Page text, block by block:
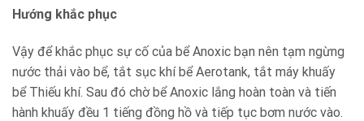
Hướng khắc phục
Vậy để khắc phục sự cố của bể Anoxic bạn nên tạm ngừng
nước thải vào bể, tắt sục khí bể Aerotank, tắt máy khuấy
bể Thiếu khí. Sau đó chờ bể Anoxic lắng hoàn toàn và tiến
hành khuấy đều 1 tiếng đồng hồ và tiếp tục bơm nước vào.